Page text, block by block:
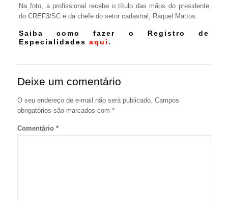
Na foto, a profissional recebe o título das mãos do presidente
do CREF3/SC e da chefe do setor cadastral, Raquel Mattos.
Saiba como fazer o Registro de
Especialidadesaqui .
Deixe um comentário
O seu endereço de e-mail não será publicado. Campos
obrigatórios são marcados com *
Comentário *